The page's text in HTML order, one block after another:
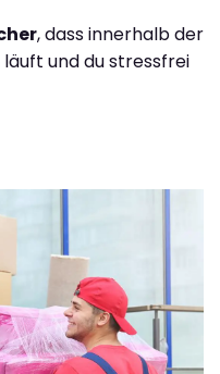
, dass innerhalb der
und du stressfrei